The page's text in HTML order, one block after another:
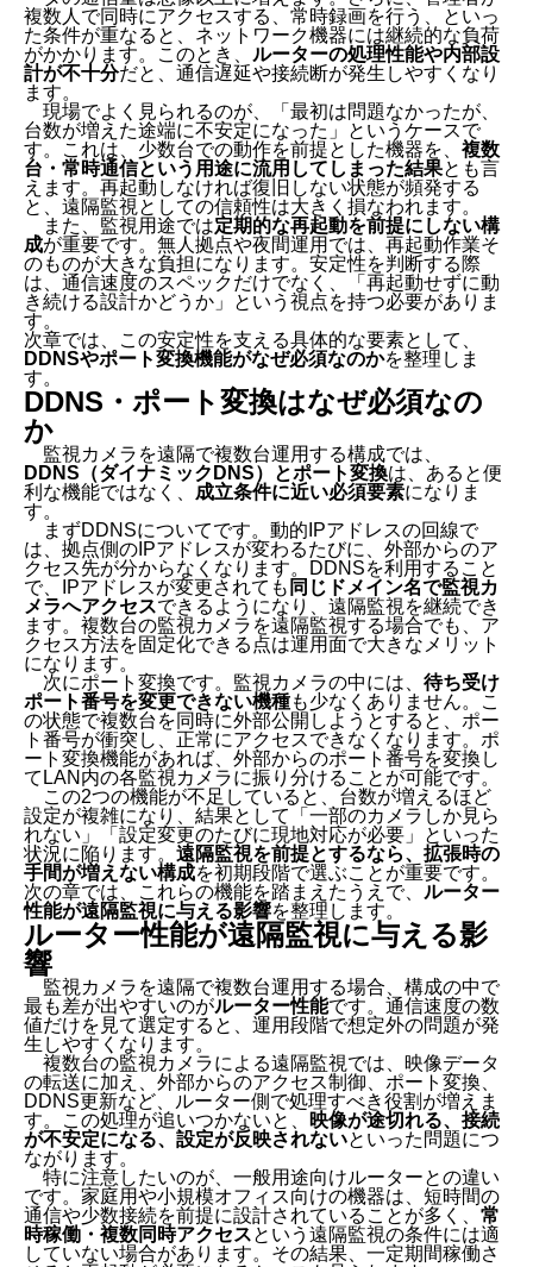
複数人で同時にアクセスする、常時録画を行う、といっ
た条件が重なると、ネットワーク機器には継続的な負荷
がかかります。このとき、 ルーターの処理性能や内部設
計が不十分だと、通信遅延や接続断が発生しやすくなり
ます。
現場でよく見られるのが、「最初は問題なかったが、
台数が増えた途端に不安定になった」というケースで
す。これは、少数台での動作を前提とした機器を、 複数
台・常時通信という用途に流用してしまった結果とも言
えます。再起動しなければ復旧しない状態が頻発する
と、遠隔監視としての信頼性は大きく損なわれます。
また、監視用途では定期的な再起動を前提にしない構
成が重要です。無人拠点や夜間運用では、再起動作業そ
のものが大きな負担になります。安定性を判断する際
は、通信速度のスペックだけでなく、「再起動せずに動
き続ける設計かどうか」という視点を持つ必要がありま
す。
次章では、この安定性を支える具体的な要素として、
DDNSやポート変換機能がなぜ必須なのかを整理しま
す。
DDNS ・ポート変換はなぜ必須なの
か
監視カメラを遠隔で複数台運用する構成では、
DDNS（ダイナミックDNS）とポート変換は、あると便
利な機能ではなく、 成立条件に近い必須要素になりま
す。
まずDDNSについてです。動的IPアドレスの回線で
は、拠点側のIPアドレスが変わるたびに、外部からのア
クセス先が分からなくなります。DDNSを利用すること
で、IPアドレスが変更されても 同じドメイン名で監視カ
メラへアクセスできるようになり、遠隔監視を継続でき
ます。複数台の監視カメラを遠隔監視する場合でも、ア
クセス方法を固定化できる点は運用面で大きなメリット
になります。
次にポート変換です。監視カメラの中には、 待ち受け
ポート番号を変更できない機種も少なくありません。こ
の状態で複数台を同時に外部公開しようとすると、ポー
ト番号が衝突し、正常にアクセスできなくなります。ポ
ート変換機能があれば、外部からのポート番号を変換し
てLAN内の各監視カメラに振り分けることが可能です。
この2つの機能が不足していると、台数が増えるほど
設定が複雑になり、結果として「一部のカメラしか見ら
れない」「設定変更のたびに現地対応が必要」といった
状況に陥ります。 遠隔監視を前提とするなら、拡張時の
手間が増えない構成を初期段階で選ぶことが重要です。
次の章では、これらの機能を踏まえたうえで、 ルーター
性能が遠隔監視に与える影響を整理します。
ルーター性能が遠隔監視に与える影
響
監視カメラを遠隔で複数台運用する場合、構成の中で
最も差が出やすいのがルーター性能です。通信速度の数
値だけを見て選定すると、運用段階で想定外の問題が発
生しやすくなります。
複数台の監視カメラによる遠隔監視では、映像データ
の転送に加え、外部からのアクセス制御、ポート変換、
DDNS更新など、ルーター側で処理すべき役割が増えま
す。この処理が追いつかないと、 映像が途切れる、接続
が不安定になる、設定が反映されないといった問題につ
ながります。
特に注意したいのが、一般用途向けルーターとの違い
です。家庭用や小規模オフィス向けの機器は、短時間の
通信や少数接続を前提に設計されていることが多く、 常
時稼働・複数同時アクセスという遠隔監視の条件には適
していない場合があります。その結果、一定期間稼働さ